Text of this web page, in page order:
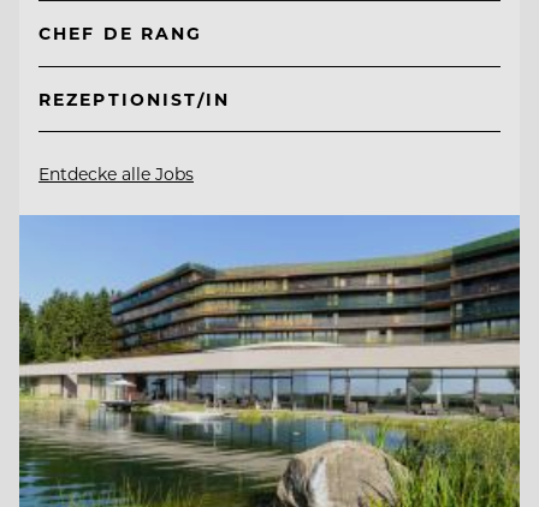
CHEF DE RANG
REZEPTIONIST/IN
Entdecke alle Jobs